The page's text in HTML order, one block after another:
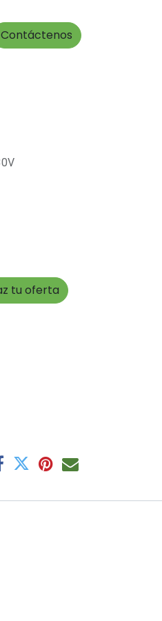
Contáctenos
tu oferta